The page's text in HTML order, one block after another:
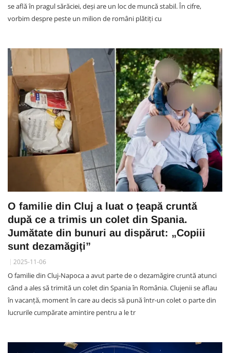
se află în pragul sărăciei, deși are un loc de muncă stabil. În cifre,
vorbim despre peste un milion de români plătiți cu
O familie din Cluj a luat o țeapă cruntă
după ce a trimis un colet din Spania.
Jumătate din bunuri au dispărut: „Copiii
sunt dezamăgiți”
2025-11-06
O familie din Cluj-Napoca a avut parte de o dezamăgire cruntă atunci
când a ales să trimită un colet din Spania în România. Clujenii se aflau
în vacanță, moment în care au decis să pună într-un colet o parte din
lucrurile cumpărate amintire pentru a le tr